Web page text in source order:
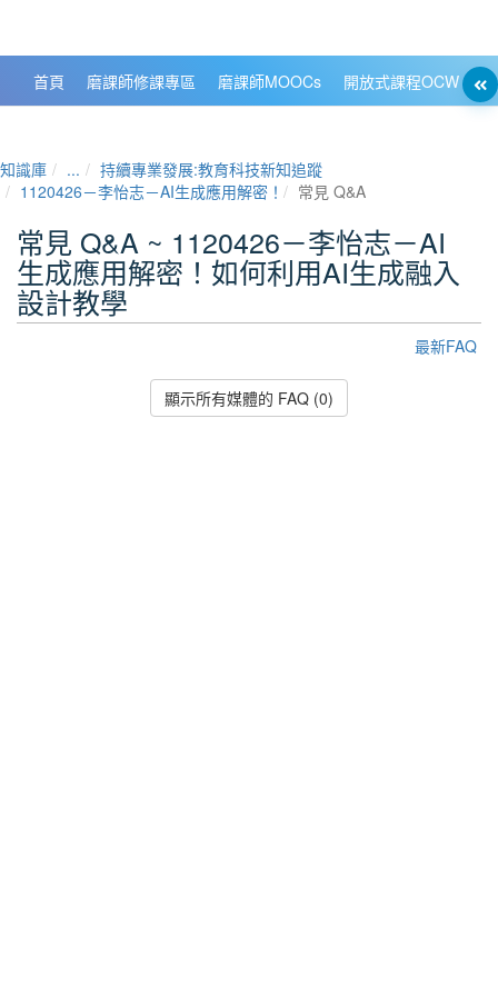
首頁 磨課師修課專區 磨課師MOOCs 開放式課程OCW
知識庫 ...
持續專業發展:教育科技新知追蹤
1120426－李怡志－AI生成應用解密！如何利用AI生成融入設計教學
常見 Q&A
常見 Q&A ~ 1120426－李怡志－AI
生成應用解密！如何利用AI生成融入
設計教學
最新FAQ
顯示所有媒體的 FAQ (0)